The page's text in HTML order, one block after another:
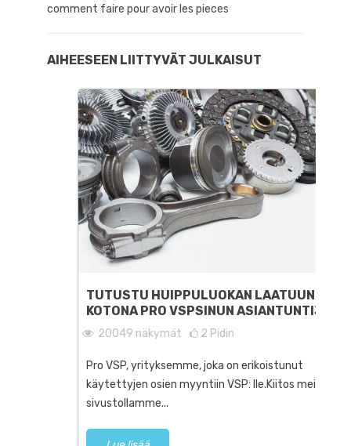
comment faire pour avoir les pieces
AIHEESEEN LIITTYVÄT JULKAISUT
TUTUSTU HUIPPULUOKAN LAATUUN
KOTONA PRO VSPSINUN ASIANTUNTIJA
20049 näkymät 2 Pidin
Pro VSP, yrityksemme, joka on erikoistunut
käytettyjen osien myyntiin VSP: lle.Kiitos meidän
sivustollamme...